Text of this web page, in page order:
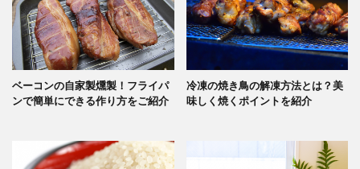
ベーコンの自家製燻製！フライパ
ンで簡単にできる作り方をご紹介
冷凍の焼き鳥の解凍方法とは？美
味しく焼くポイントを紹介